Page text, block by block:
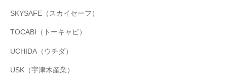
SKYSAFE（スカイセーフ）
TOCABI（トーキャビ）
UCHIDA（ウチダ）
USK（宇津木産業）